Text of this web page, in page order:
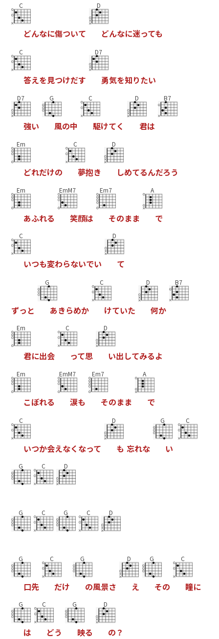
C
どんなに傷ついて
D
どんなに迷っても
C
答えを見つけだす
D7
勇気を知りたい
D7
強い
G
風の中
C
駆けてく
D
君は
B7
Em
どれだけの
C
夢抱き
D
しめてるんだろう
Em
あふれる
EmM7
笑顔は
Em7
そのまま
A
で
C
いつも変わらないでい
D
て
ずっ と
G
あきらめか
C
けていた
D
何か
B7
Em
君に出会
C
って思
D
い出してみるよ
Em
こぼれる
EmM7
涙も
Em7
そのまま
A
で
C
いつか会えなく なって
D
も 忘れな
G
い
C
G C D
G C G C D
G
口先
C
だけ
G
の風景さ
D
え
G
その
C
瞳に
G
は
C
どう
G
映る
D
の ？